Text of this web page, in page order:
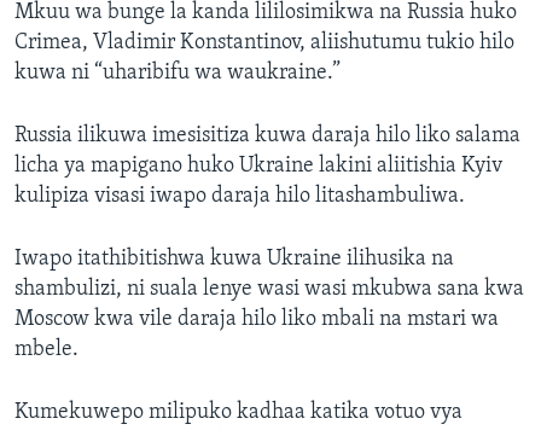
Mkuu wa bunge la kanda lililosimikwa na Russia huko
Crimea, Vladimir Konstantinov, aliishutumu tukio hilo
kuwa ni “uharibifu wa waukraine.”
Russia ilikuwa imesisitiza kuwa daraja hilo liko salama
licha ya mapigano huko Ukraine lakini aliitishia Kyiv
kulipiza visasi iwapo daraja hilo litashambuliwa.
Iwapo itathibitishwa kuwa Ukraine ilihusika na
shambulizi, ni suala lenye wasi wasi mkubwa sana kwa
Moscow kwa vile daraja hilo liko mbali na mstari wa
mbele.
Kumekuwepo milipuko kadhaa katika votuo vya